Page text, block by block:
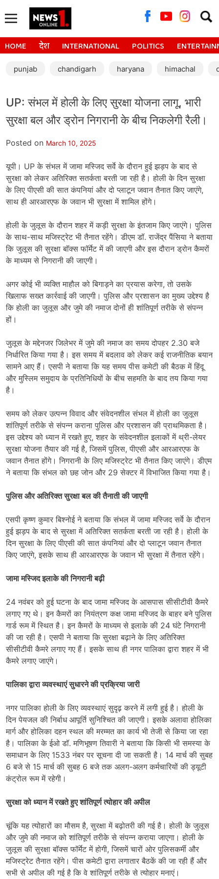
for:
HOME देश INTERNATIONAL POLITICS
punjab chandigarh haryana himachal
UP: संभल में होली के लिए सुरक्षा योजना लागू, भारी
सुरक्षा बल और ड्रोन निगरानी के बीच निकलेगी रैली।
Posted on March 10, 2025
यूपी। UP के संभल में जामा मस्जिद सर्वे के दौरान हुई झड़प के बाद से
सुरक्षा को लेकर अतिरिक्त सतर्कता बरती जा रही है। होली के दिन सुरक्षा
के लिए पीएसी की सात कंपनियां और दो प्लाटून जवान तैनात किए जाएंगे,
साथ ही आरआरएफ के जवान भी सुरक्षा में शामिल होंगे।
होली के जुलूस के दौरान शहर में कड़ी सुरक्षा के इंतजाम किए जाएंगे। पुलिस
के साथ-साथ मजिस्ट्रेट भी तैनात रहेंगे। डीएम डॉ. राजेंद्र पैंसिया ने बताया
कि जुलूस की सुरक्षा बॉक्स फॉर्मेट में की जाएगी और इस दौरान ड्रोन कैमरों
के माध्यम से निगरानी की जाएगी।
अगर कोई भी व्यक्ति माहौल को बिगाड़ने का प्रयास करेगा, तो उसके
खिलाफ सख्त कार्रवाई की जाएगी। पुलिस और प्रशासन का मुख्य उद्देश्य है
कि होली का जुलूस और जुमे की नमाज दोनों ही शांतिपूर्ण तरीके से संपन्न
हों।
जुलूस के मद्देनजर जिलेभर में जुमे की नमाज का समय दोपहर 2.30 बजे
निर्धारित किया गया है। इस समय में बदलाव को लेकर कई राजनीतिक बयान
सामने आए हैं। एसपी ने बताया कि यह समय पीस कमेटी की बैठक में हिंदू
और मुस्लिम समुदाय के प्रतिनिधियों के बीच सहमति के बाद तय किया गया
है।
समय को लेकर उत्पन्न विवाद और संवेदनशील संभल में होली का जुलूस
शांतिपूर्ण तरीके से संपन्न कराना पुलिस और प्रशासन की प्राथमिकता है।
इस उद्देश्य को ध्यान में रखते हुए, शहर के संवेदनशील इलाकों में थ्री-लेयर
सुरक्षा योजना तैयार की गई है, जिसमें पुलिस, पीएसी और आरआरएफ के
जवान तैनात होंगे। निगरानी के लिए मजिस्ट्रेट भी तैनात किए जाएंगे। डीएम
ने बताया कि संभल को छह जोन और 29 सेक्टर में विभाजित किया गया है।
पुलिस और अतिरिक्त सुरक्षा बल की तैनाती की जाएगी
एसपी कृष्ण कुमार बिश्नोई ने बताया कि संभल में जामा मस्जिद सर्वे के दौरान
हुई झड़प के बाद से सुरक्षा में अतिरिक्त सतर्कता बरती जा रही है। होली के
दिन सुरक्षा के लिए पीएसी की सात कंपनियां और दो प्लाटून जवान तैनात
किए जाएंगे, इसके साथ ही आरआरएफ के जवान भी सुरक्षा में तैनात रहेंगे।
जामा मस्जिद इलाके की निगरानी बढ़ी
24 नवंबर को हुई घटना के बाद जामा मस्जिद के आसपास सीसीटीवी कैमरे
लगाए गए थे। इन कैमरों का नियंत्रण कक्ष जामा मस्जिद के बाहर बने पुलिस
गार्ड रूम में स्थित है। इन कैमरों के माध्यम से इलाके की 24 घंटे निगरानी
की जा रही है। एसपी ने बताया कि सुरक्षा बढ़ाने के लिए अतिरिक्त
सीसीटीवी कैमरे लगाए गए हैं। इसके साथ ही नगर पालिका द्वारा शहर में भी
कैमरे लगाए जाएंगे।
पालिका द्वारा व्यवस्थाएं सुधारने की प्रक्रिया जारी
नगर पालिका होली के लिए व्यवस्थाएं सुदृढ़ करने में लगी हुई है। होली के
दिन पेयजल की निर्बाध आपूर्ति सुनिश्चित की जाएगी। इसके अलावा होलिका
मार्ग और होलिका दहन स्थल की मरम्मत का कार्य भी तेजी से किया जा रहा
है। पालिका के ईओ डॉ. मणिभूषण तिवारी ने बताया कि किसी भी समस्या के
समाधान के लिए 1533 नंबर पर सूचना दी जा सकती है। 14 मार्च की सुबह
6 बजे से 15 मार्च की सुबह 6 बजे तक अलग-अलग कर्मचारियों की ड्यूटी
कंट्रोल रूम में रहेगी।
सुरक्षा को ध्यान में रखते हुए शांतिपूर्ण त्योहार की अपील
चूंकि यह त्योहारों का मौसम है, सुरक्षा में बढ़ोतरी की गई है। होली के जुलूस
और जुमे की नमाज को शांतिपूर्ण तरीके से संपन्न कराया जाएगा। होली के
जुलूस की सुरक्षा बॉक्स फॉर्मेट में होगी, जिसमें चारों ओर पुलिसकर्मी और
मजिस्ट्रेट तैनात रहेंगे। पीस कमेटी द्वारा लगातार बैठकें की जा रही हैं और
सभी से अपील की गई है कि वे शांतिपूर्ण तरीके से त्योहार मनाएं।